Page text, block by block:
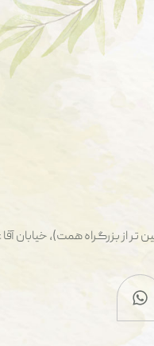
همت)، خیابان آقا علیخانی